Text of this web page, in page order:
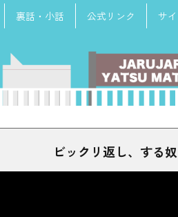
裏話・小話 公式リンク サ
ビックリ返し、する奴